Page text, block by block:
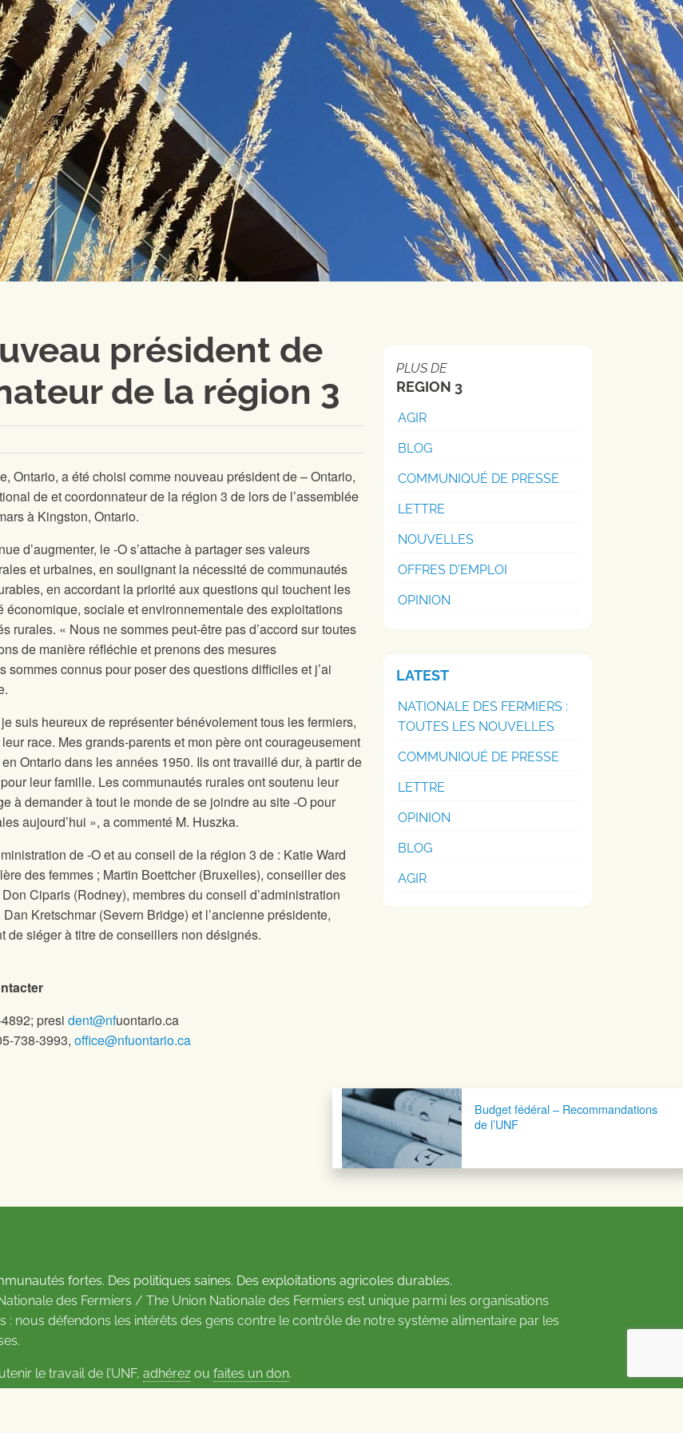
président de
de la région 3
Ontario, a été choisi comme nouveau président de– Ontario,
deet coordonnateur de la région 3 de lors de l’assemblée
à Kingston, Ontario.
d’augmenter, le-O s’attache à partager ses valeurs
et urbaines, en soulignant la nécessité de communautés
en accordant la priorité aux questions qui touchent les
économique, sociale et environnementale des exploitations
rurales. « Nous ne sommes peut-être pas d’accord sur toutes
de manière réfléchie et prenons des mesures
sommes connus pour poser des questions difficiles et j’ai
suis heureux de représenter bénévolement tous les fermiers,
race. Mes grands-parents et mon père ont courageusement
Ontario dans les années 1950. Ils ont travaillé dur, à partir de
leur famille. Les communautés rurales ont soutenu leur
à demander à tout le monde de se joindre au site-O pour
aujourd’hui », a commenté M. Huszka.
de-O et au conseil de la région 3 de : Katie Ward
des femmes ; Martin Boettcher (Bruxelles), conseiller des
Ciparis (Rodney), membres du conseil d’administration
Kretschmar (Severn Bridge) et l’ancienne présidente,
siéger à titre de conseillers non désignés.
presi dent@nfuontario.ca
738-3993, office@nfuontario.ca
PLUS DE
REGION 3
AGIR
BLOG
COMMUNIQUÉ DE PRESSE
LETTRE
NOUVELLES
OFFRES D'EMPLOI
OPINION
LATEST
NATIONALE DES FERMIERS :
TOUTES LES NOUVELLES
COMMUNIQUÉ DE PRESSE
LETTRE
OPINION
BLOG
AGIR
Budget fédéral – Recommandations
de l’UNF
fortes. Des politiques saines. Des exploitations agricoles durables.
Nationale des Fermiers / The Union Nationale des Fermiers est unique parmi les organisations
: nous défendons les intérêts des gens contre le contrôle de notre système alimentaire par les
le travail de l’UNF, adhérez ou faites un don.